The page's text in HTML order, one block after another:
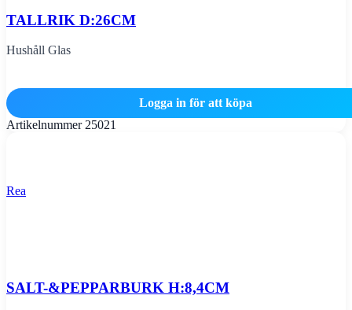
TALLRIK D:26CM
Hushåll Glas
Logga in för att köpa
Artikelnummer 25021
Rea
SALT-&PEPPARBURK H:8,4CM